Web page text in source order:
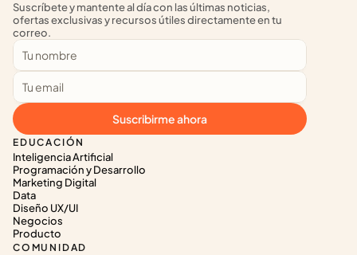
EDUCACIÓN
Inteligencia Artificial
Programación y Desarrollo
Marketing Digital
Data
Diseño UX/UI
Negocios
Producto
COMUNIDAD
Suscríbete y mantente al día con las últimas noticias,
ofertas exclusivas y recursos útiles directamente en tu
correo.
Suscribirme ahora